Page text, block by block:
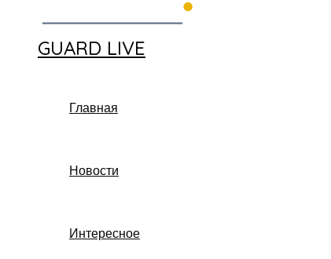
GUARD LIVE
Главная
Новости
Интересное